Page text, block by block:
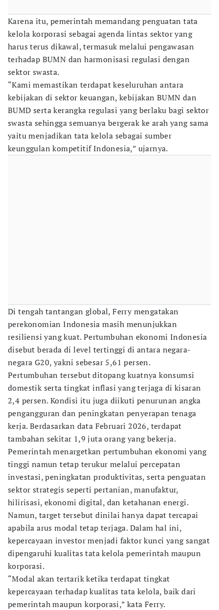
Karena itu, pemerintah memandang penguatan tata
kelola korporasi sebagai agenda lintas sektor yang
harus terus dikawal, termasuk melalui pengawasan
terhadap BUMN dan harmonisasi regulasi dengan
sektor swasta.
“Kami memastikan terdapat keseluruhan antara
kebijakan di sektor keuangan, kebijakan BUMN dan
BUMD serta kerangka regulasi yang berlaku bagi sektor
swasta sehingga semuanya bergerak ke arah yang sama
yaitu menjadikan tata kelola sebagai sumber
keunggulan kompetitif Indonesia,” ujarnya.
Di tengah tantangan global, Ferry mengatakan
perekonomian Indonesia masih menunjukkan
resiliensi yang kuat. Pertumbuhan ekonomi Indonesia
disebut berada di level tertinggi di antara negara-
negara G20, yakni sebesar 5,61 persen.
Pertumbuhan tersebut ditopang kuatnya konsumsi
domestik serta tingkat inflasi yang terjaga di kisaran
2,4 persen. Kondisi itu juga diikuti penurunan angka
pengangguran dan peningkatan penyerapan tenaga
kerja. Berdasarkan data Februari 2026, terdapat
tambahan sekitar 1,9 juta orang yang bekerja.
Pemerintah menargetkan pertumbuhan ekonomi yang
tinggi namun tetap terukur melalui percepatan
investasi, peningkatan produktivitas, serta penguatan
sektor strategis seperti pertanian, manufaktur,
hilirisasi, ekonomi digital, dan ketahanan energi.
Namun, target tersebut dinilai hanya dapat tercapai
apabila arus modal tetap terjaga. Dalam hal ini,
kepercayaan investor menjadi faktor kunci yang sangat
dipengaruhi kualitas tata kelola pemerintah maupun
korporasi.
“Modal akan tertarik ketika terdapat tingkat
kepercayaan terhadap kualitas tata kelola, baik dari
pemerintah maupun korporasi,” kata Ferry.